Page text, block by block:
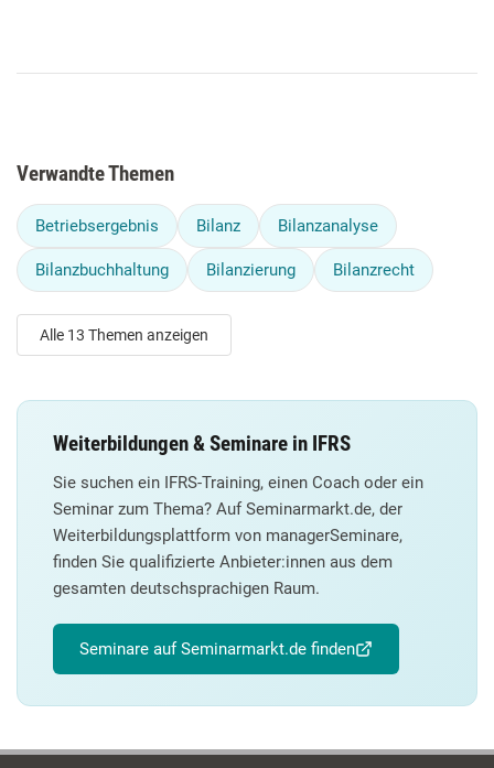
Verwandte Themen
Betriebsergebnis Bilanz Bilanzanalyse
Bilanzbuchhaltung Bilanzierung Bilanzrecht
Alle 13 Themen anzeigen
Weiterbildungen & Seminare in IFRS
Sie suchen ein IFRS-Training, einen Coach oder ein
Seminar zum Thema? Auf Seminarmarkt.de, der
Weiterbildungsplattform von managerSeminare,
finden Sie qualifizierte Anbieter:innen aus dem
gesamten deutschsprachigen Raum.
Seminare auf Seminarmarkt.de finden